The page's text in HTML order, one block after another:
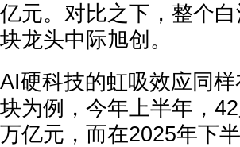
亿元。对比之下，整个
块龙头中际旭创。
AI硬科技的虹吸效应同
块为例，今年上半年，
万亿元，而在2025年下